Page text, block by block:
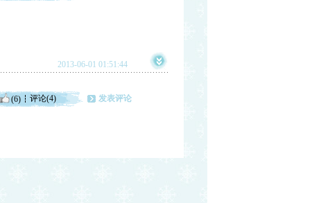
2013-06-01 01:51:44
(6) 评论(4) 发表评论